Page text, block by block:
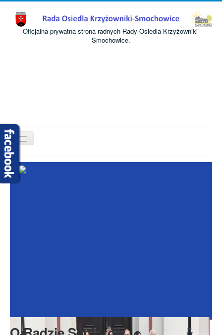
Oficjalna prywatna strona radnych Rady Osiedla Krzyżowniki-
Smochowice.
Przełącz
nawigację
Start
O nas